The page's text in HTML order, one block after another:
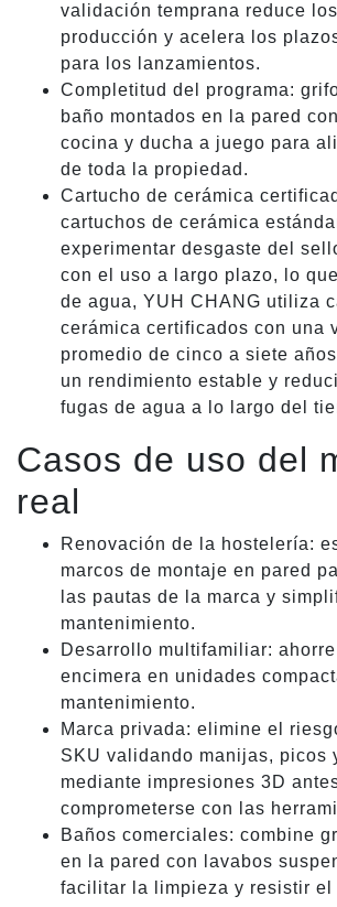
validación temprana reduce
producción y acelera los
para los lanzamientos.
Completitud del programa:
baño montados en la pared
cocina y ducha a juego para
de toda la propiedad.
Cartucho de cerámica
cartuchos de cerámica
experimentar desgaste del
con el uso a largo plazo, lo
de agua, YUH CHANG utiliza
cerámica certificados con una
promedio de cinco a siete
un rendimiento estable y
fugas de agua a lo largo del
Casos de uso del
real
Renovación de la hostelería:
marcos de montaje en pared
las pautas de la marca y
mantenimiento.
Desarrollo multifamiliar:
encimera en unidades
mantenimiento.
Marca privada: elimine el
SKU validando manijas, picos
mediante impresiones 3D
comprometerse con las
Baños comerciales: combine
en la pared con lavabos
facilitar la limpieza y resistir el